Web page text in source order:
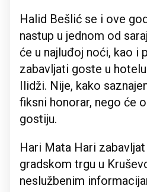
Halid Bešlić se i ove
nastup u jednom od
će u najluđoj noći, kao i
zabavljati goste u
Ilidži. Nije, kako
fiksni honorar, nego će
gostiju.
Hari Mata Hari
gradskom trgu u
neslužbenim